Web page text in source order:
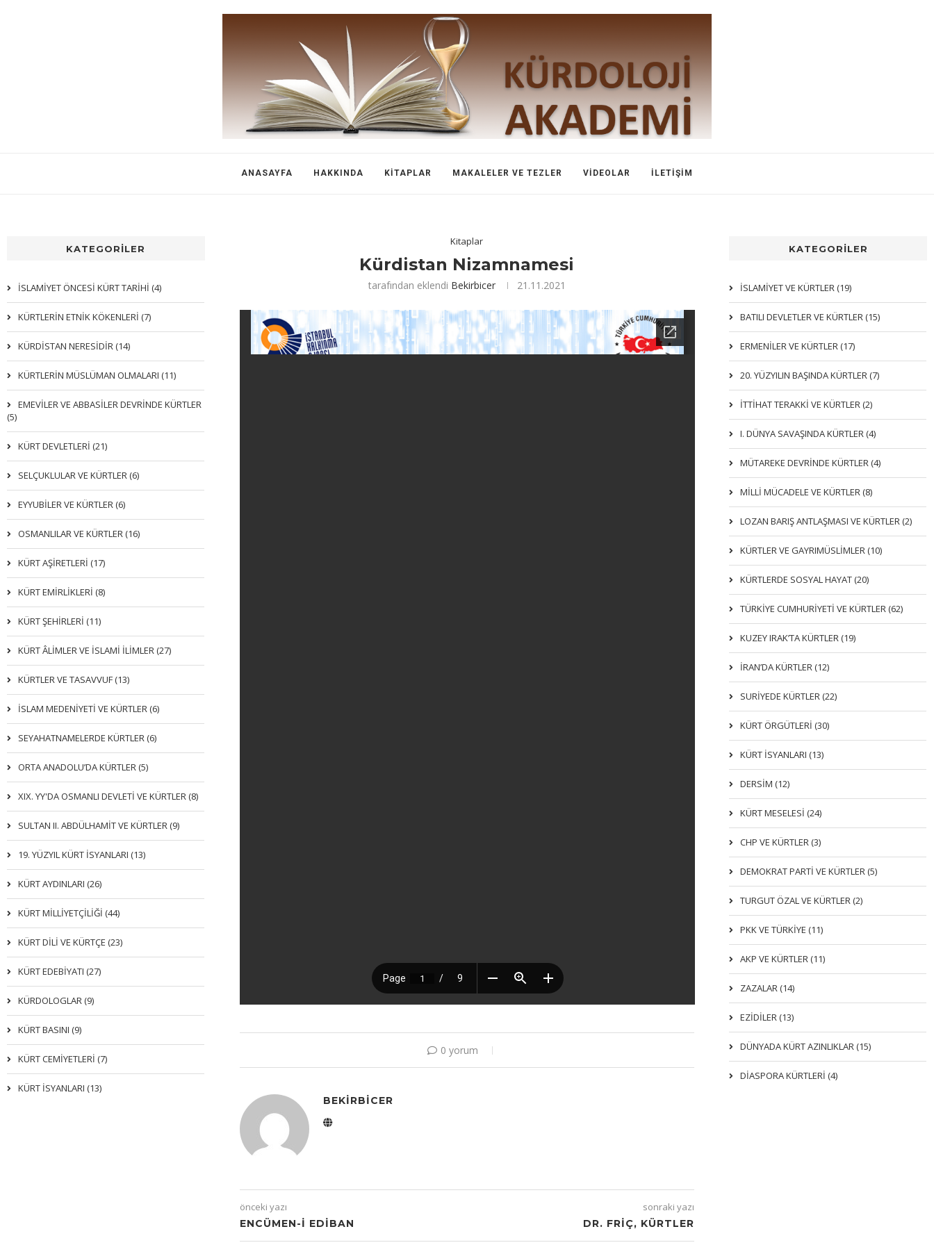
ANASAYFA HAKKINDA KITAPLAR MAKALELER VE TEZLER VIDEOLAR İLETIŞIM
Kitaplar
Kürdistan Nizamnamesi
tarafından eklendi Bekirbicer 21.11.2021
0 yorum
BEKIRBICER
önceki yazı
ENCÜMEN-I EDIBAN
sonraki yazı
DR. FRIÇ, KÜRTLER
KATEGORİLER
İSLAMIYET VE KÜRTLER (19)
BATILI DEVLETLER VE KÜRTLER (15)
ERMENİLER VE KÜRTLER (17)
20. YÜZYILIN BAŞINDA KÜRTLER (7)
İTTIHAT TERAKKI VE KÜRTLER (2)
I. DÜNYA SAVAŞINDA KÜRTLER (4)
MÜTAREKE DEVRİNDE KÜRTLER (4)
MİLLİ MÜCADELE VE KÜRTLER (8)
LOZAN BARIŞ ANTLAŞMASI VE KÜRTLER (2)
KÜRTLER VE GAYRIMÜSLIMLER (10)
KÜRTLERDE SOSYAL HAYAT (20)
TÜRKİYE CUMHURİYETİ VE KÜRTLER (62)
KUZEY IRAK’TA KÜRTLER (19)
İRAN’DA KÜRTLER (12)
SURİYEDE KÜRTLER (22)
KÜRT ÖRGÜTLERİ (30)
KÜRT İSYANLARI (13)
DERSIM (12)
KÜRT MESELESİ (24)
CHP VE KÜRTLER (3)
DEMOKRAT PARTI VE KÜRTLER (5)
TURGUT ÖZAL VE KÜRTLER (2)
PKK VE TÜRKIYE (11)
AKP VE KÜRTLER (11)
ZAZALAR (14)
EZIDILER (13)
DÜNYADA KÜRT AZINLIKLAR (15)
DİASPORA KÜRTLERİ (4)
KATEGORİLER
İSLAMİYET ÖNCESİ KÜRT TARİHİ (4)
KÜRTLERIN ETNIK KÖKENLERI (7)
KÜRDİSTAN NERESİDİR (14)
KÜRTLERİN MÜSLÜMAN OLMALARI (11)
EMEVİLER VE ABBASİLER DEVRİNDE KÜRTLER
(5)
KÜRT DEVLETLERİ (21)
SELÇUKLULAR VE KÜRTLER (6)
EYYUBİLER VE KÜRTLER (6)
OSMANLILAR VE KÜRTLER (16)
KÜRT AŞİRETLERİ (17)
KÜRT EMİRLİKLERİ (8)
KÜRT ŞEHİRLERİ (11)
KÜRT ÂLİMLER VE İSLAMİ İLİMLER (27)
KÜRTLER VE TASAVVUF (13)
İSLAM MEDENİYETİ VE KÜRTLER (6)
SEYAHATNAMELERDE KÜRTLER (6)
ORTA ANADOLU’DA KÜRTLER (5)
XIX. YY'DA OSMANLI DEVLETI VE KÜRTLER (8)
SULTAN II. ABDÜLHAMİT VE KÜRTLER (9)
19. YÜZYIL KÜRT İSYANLARI (13)
KÜRT AYDINLARI (26)
KÜRT MİLLİYETÇİLİĞİ (44)
KÜRT DİLİ VE KÜRTÇE (23)
KÜRT EDEBİYATI (27)
KÜRDOLOGLAR (9)
KÜRT BASINI (9)
KÜRT CEMİYETLERİ (7)
KÜRT İSYANLARI (13)